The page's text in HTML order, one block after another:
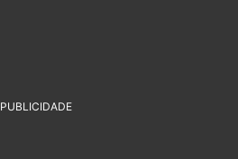
PUBLICIDADE